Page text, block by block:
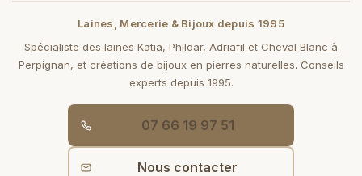
Laines, Mercerie & Bijoux depuis 1995
Spécialiste des laines Katia, Phildar, Adriafil et Cheval Blanc à
Perpignan, et créations de bijoux en pierres naturelles. Conseils
experts depuis 1995.
07 66 19 97 51
Nous contacter